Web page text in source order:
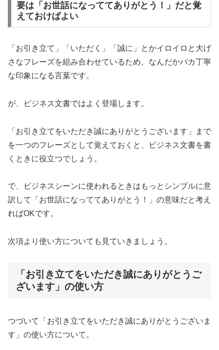
要は「お世話になっててありがとう！」だと覚
えておけばよい
「お引き立て」「いただく」「誠に」とかイロイロと大げ
さなフレーズを組み合わせているため、なんだかバカ丁寧
な印象になる言葉です。
が、ビジネス文書ではよく登場します。
「お引き立てをいただき誠にありがとうございます」まで
を一つのフレーズとして覚えておくと、ビジネス文書を書
くときに役立つでしょう。
で、ビジネスシーンに使われるときはもっとシンプルに意
訳して「お世話になっててありがとう！」の意味だと考え
ればOKです。
次項より使い方についても見ていきましょう。
「お引き立てをいただき誠にありがとうご
ざいます」の使い方
つづいて「お引き立てをいただき誠にありがとうございま
す」の使い方について。